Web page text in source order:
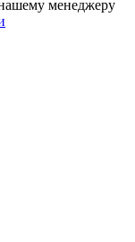
менеджеру